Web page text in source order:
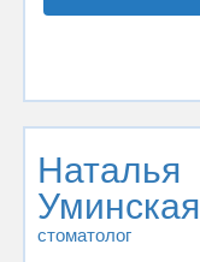
Наталья
Уминская
стоматолог